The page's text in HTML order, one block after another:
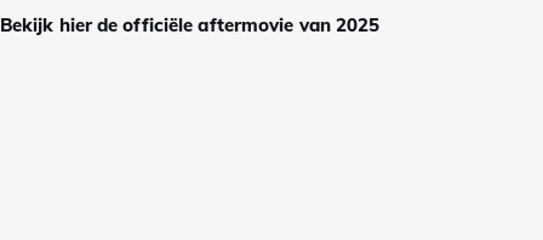
Bekijk hier de officiële aftermovie van 2025